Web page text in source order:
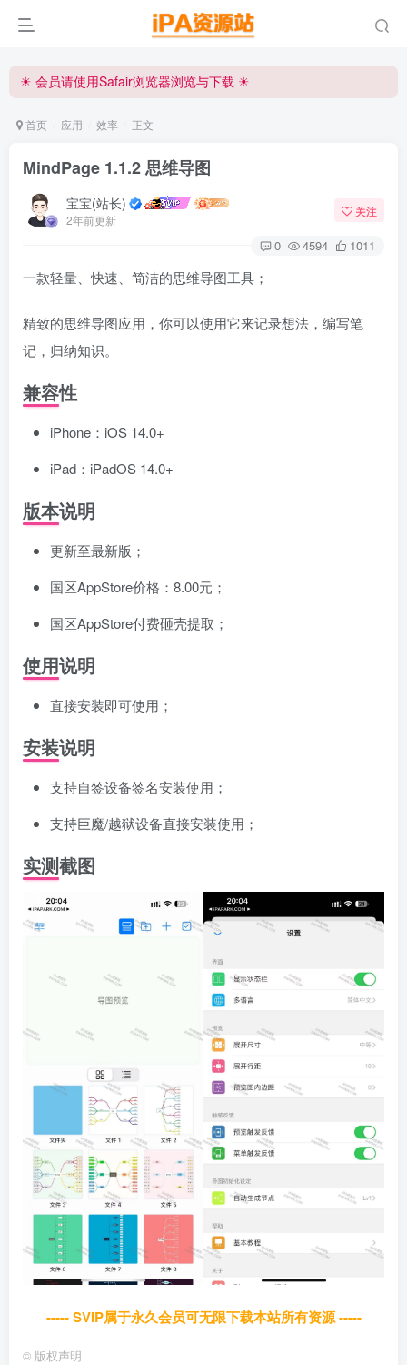
☀ 会员请使用Safair浏览器浏览与下载 ☀
☀ 会员请使用Safair浏览器浏览与下载 ☀
首页 应用 效率 正文
MindPage 1.1.2 思维导图
宝宝(站长)
2年前更新
关注
0 4594 1011
一款轻量、快速、简洁的思维导图工具；
精致的思维导图应用，你可以使用它来记录想法，编写笔
记，归纳知识。
兼容性
iPhone：iOS 14.0+
iPad：iPadOS 14.0+
版本说明
更新至最新版；
国区AppStore价格：8.00元；
国区AppStore付费砸壳提取；
使用说明
直接安装即可使用；
安装说明
支持自签设备签名安装使用；
支持巨魔/越狱设备直接安装使用；
实测截图
----- SVIP属于永久会员可无限下载本站所有资源 -----
© 版权声明